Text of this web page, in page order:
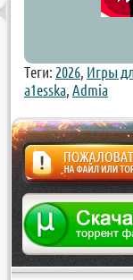
Теги: 2026, Игры
a1esska, Admia
Жалоба